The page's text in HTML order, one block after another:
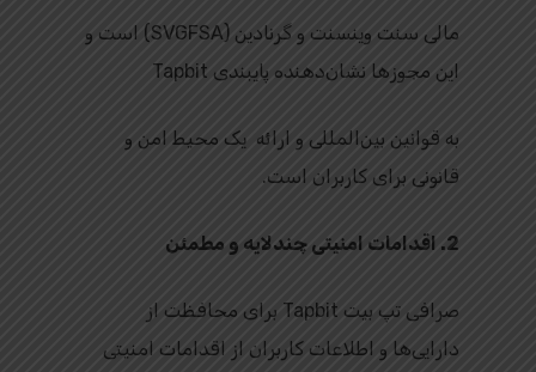
مالی سنت وینسنت و گرنادین (SVGFSA) است و
این مجوزها نشان‌دهنده پایبندی Tapbit
به قوانین بین‌المللی و ارائه یک محیط امن و
قانونی برای کاربران است.
2. اقدامات امنیتی چندلایه و مطمئن
صرافی تپ بیت Tapbit برای محافظت از
دارایی‌ها و اطلاعات کاربران از اقدامات امنیتی